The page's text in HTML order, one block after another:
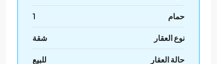
حمام 1
نوع العقار شقة
حالة العقار للبيع